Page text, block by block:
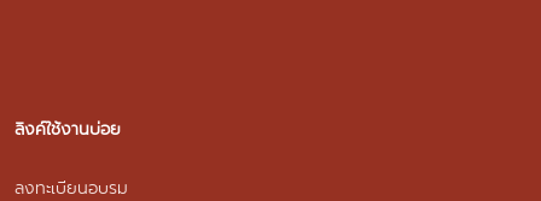
ลิงค์ใช้งานบ่อย
ลงทะเบียนอบรม